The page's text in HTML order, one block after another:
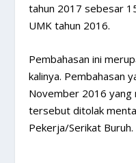
tahun 2017 sebesar
UMK tahun 2016.
Pembahasan ini
kalinya. Pembahasan
November 2016 yang
tersebut ditolak
Pekerja/Serikat Buruh.